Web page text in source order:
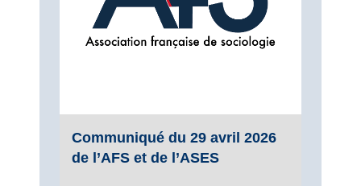
Communiqué du 29 avril 2026
de l’AFS et de l’ASES